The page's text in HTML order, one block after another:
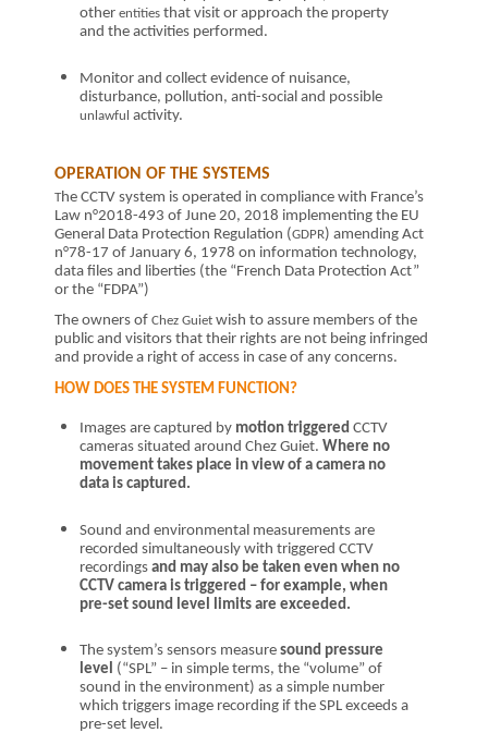
other entitiesthat visit or approach the property
and the activities performed.
Monitor and collect evidence of nuisance,
disturbance, pollution, anti-social and possible
unlawful activity.
OPERATION OF THE SYSTEMS
The CCTV system is operated in compliance with France’s
Law n°2018-493 of June 20, 2018 implementing the EU
General Data Protection Regulation (GDPR) amending Act
n°78-17 of January 6, 1978 on information technology,
data files and liberties (the “French Data Protection Act”
or the “FDPA”)
The owners of Chez Guiet wish to assure members of the
public and visitors that their rights are not being infringed
and provide a right of access in case of any concerns.
HOW DOES THE SYSTEM FUNCTION?
Images are captured by motion triggeredCCTV
cameras situated around Chez Guiet. Where no
movement takes place in view of a camera no
data is captured.
Sound and environmental measurements are
recorded simultaneously with triggered CCTV
recordings and may also be taken even when no
CCTV camera is triggered – for example, when
pre-set sound level limits are exceeded .
The system’s sensors measure sound pressure
level (“SPL” – in simple terms, the “volume” of
sound in the environment) as a simple number
which triggers image recording if the SPL exceeds a
pre-set level.